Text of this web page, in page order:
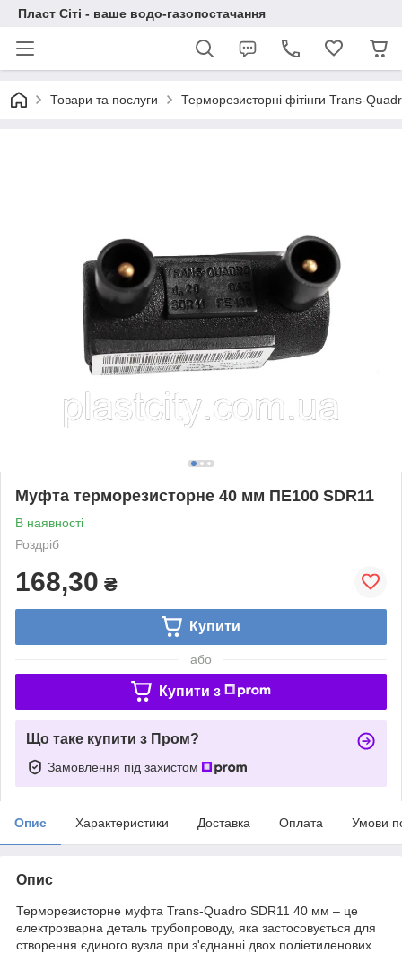
Пласт Сіті - ваше водо-газопостачання
Товари та послуги Терморезисторні фітінги Trans-
Муфта терморезисторне 40 мм ПЕ100 SDR11
В наявності
Роздріб
168,30 ₴
Купити
або
Купити з
Що таке купити з Пром?
Замовлення під захистом
Опис Характеристики Доставка Оплата Умови
Опис
Терморезисторне муфта Trans-Quadro SDR11 40 мм – це
електрозварна деталь трубопроводу, яка застосовується для
створення єдиного вузла при з'єднанні двох поліетиленових